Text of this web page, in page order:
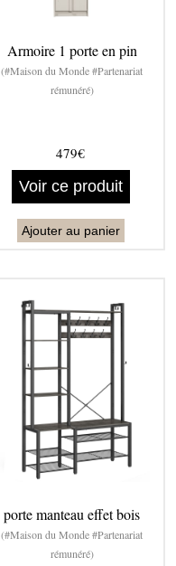
Armoire 1 porte en pin
(#Maison du Monde #Partenariat
rémunéré)
479€
Voir ce produit
Ajouter au panier
porte manteau effet bois
(#Maison du Monde #Partenariat
rémunéré)